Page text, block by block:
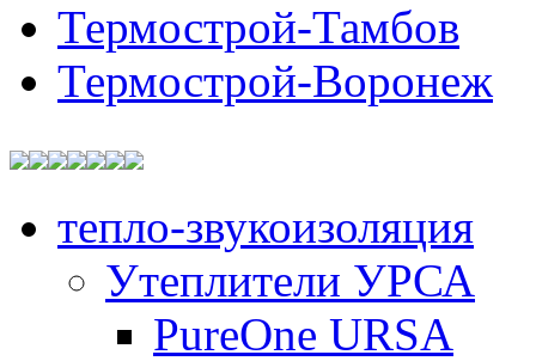
Термострой-Тамбов
Термострой-Воронеж
тепло-звукоизоляция
Утеплители УРСА
PureOne URSA